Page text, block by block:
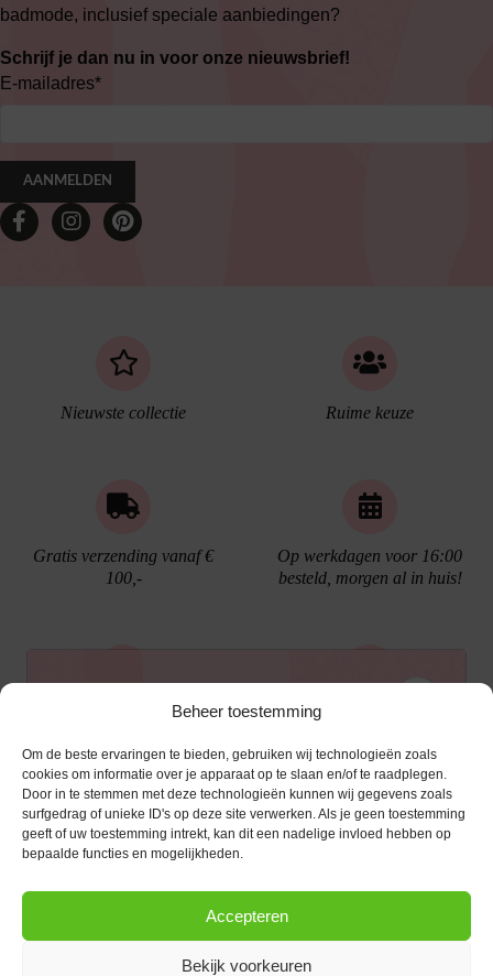
Beheer toestemming
Om de beste ervaringen te bieden, gebruiken wij technologieën zoals
cookies om informatie over je apparaat op te slaan en/of te raadplegen.
Door in te stemmen met deze technologieën kunnen wij gegevens zoals
surfgedrag of unieke ID's op deze site verwerken. Als je geen toestemming
geeft of uw toestemming intrekt, kan dit een nadelige invloed hebben op
bepaalde functies en mogelijkheden.
Accepteren
Bekijk voorkeuren
badmode, inclusief speciale aanbiedingen?
Schrijf je dan nu in voor onze nieuwsbrief!
E-mailadres*
AANMELDEN
Nieuwste collectie Ruime keuze
Gratis verzending vanaf €
100,-
Op werkdagen voor 16:00
besteld, morgen al in huis!
Gratis cadeau verpakking
KLANTENSERVICE
Klantenservice
OPENINGSTIJDEN
Ontvang €10,- korting
Schrijf je in voor de nieuwsbrief en ontvang een
kortingscode van €10,- op je volgende bestelling.
E-mailadres*